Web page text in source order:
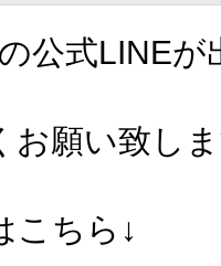
公式LINEが
願い致しま
こちら↓